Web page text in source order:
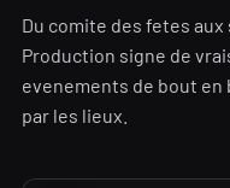
Du comite des fetes
Production signe de
evenements de bout
par les lieux.